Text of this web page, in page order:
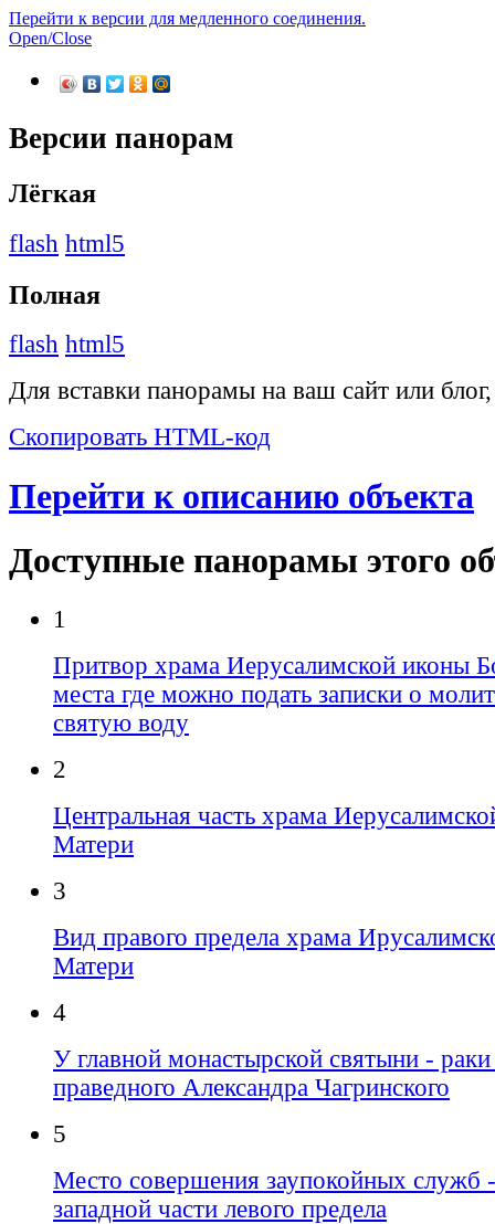
Перейти к версии для медленного соединения.
Open/Close
Версии панорам
Лёгкая
flash html5
Полная
flash html5
Для вставки панорамы на ваш сайт или
Скопировать HTML-код
Перейти к описанию объекта
Доступные панорамы этого
1
Притвор храма Иерусалимской иконы
места где можно подать записки о
святую воду
2
Центральная часть храма
Матери
3
Вид правого предела храма
Матери
4
У главной монастырской святыни -
праведного Александра Чагринского
5
Место совершения заупокойных служб
западной части левого предела